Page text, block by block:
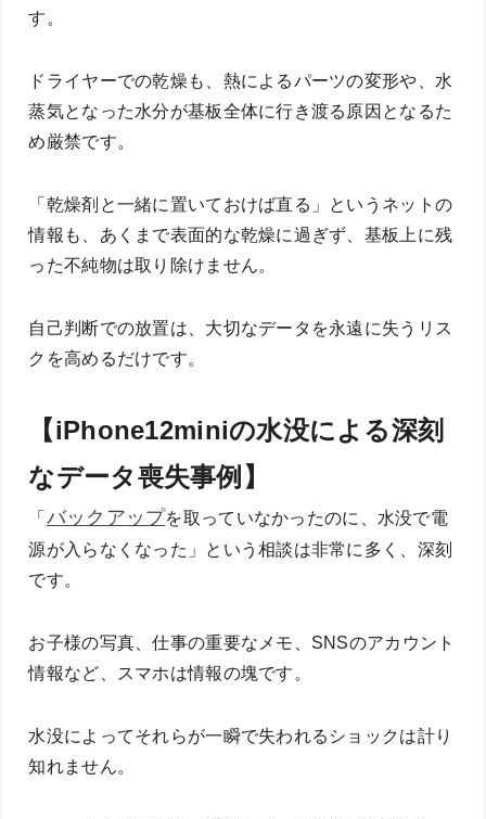
す。
ドライヤーでの乾燥も、熱によるパーツの変形や、水
蒸気となった水分が基板全体に行き渡る原因となるた
め厳禁です。
「乾燥剤と一緒に置いておけば直る」というネットの
情報も、あくまで表面的な乾燥に過ぎず、基板上に残
った不純物は取り除けません。
自己判断での放置は、大切なデータを永遠に失うリス
クを高めるだけです。
【iPhone12miniの水没による深刻
なデータ喪失事例】
「 バックアップを取っていなかったのに、水没で電
源が入らなくなった」という相談は非常に多く、深刻
です。
お子様の写真、仕事の重要なメモ、SNSのアカウント
情報など、スマホは情報の塊です。
水没によってそれらが一瞬で失われるショックは計り
知れません。